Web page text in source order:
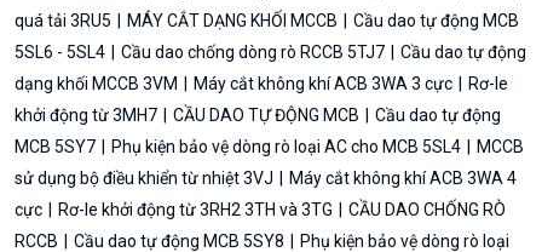
quá tải 3RU5
MÁY CẮT DẠNG KHỐI MCCB
Cầu dao tự động MCB
5SL6 - 5SL4
Cầu dao chống dòng rò RCCB 5TJ7
Cầu dao tự động
dạng khối MCCB 3VM
Máy cắt không khí ACB 3WA 3 cực
Rơ-le
khởi động từ 3MH7
CẦU DAO TỰ ĐỘNG MCB
Cầu dao tự động
MCB 5SY7
Phụ kiện bảo vệ dòng rò loại AC cho MCB 5SL4
MCCB
sử dụng bộ điều khiển từ nhiệt 3VJ
Máy cắt không khí ACB 3WA 4
cực
Rơ-le khởi động từ 3RH2 3TH và 3TG
CẦU DAO CHỐNG RÒ
RCCB
Cầu dao tự động MCB 5SY8
Phụ kiện bảo vệ dòng rò loại